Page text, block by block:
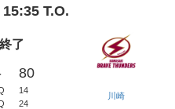
T.O.
了
80
14
24
川崎